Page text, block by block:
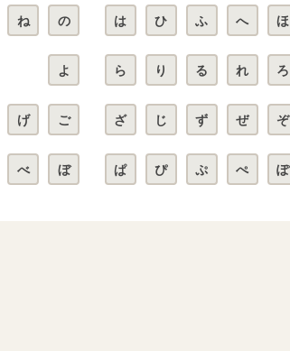
ね の は ひ ふ へ ほ
よ ら り る れ ろ
げ ご ざ じ ず ぜ ぞ
べ ぼ ぱ ぴ ぷ ぺ ぽ